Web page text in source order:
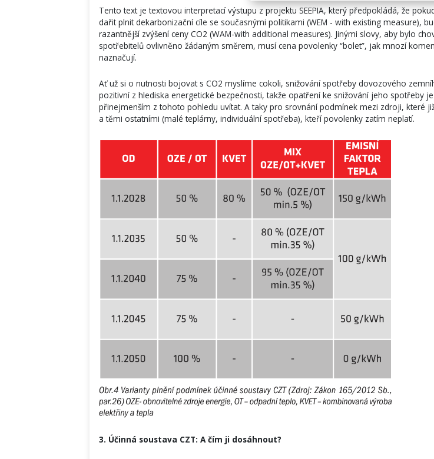
Tento text je textovou interpretací výstupu z projektu SEEPIA, který předpokládá, že
dařit plnit dekarbonizační cíle se současnými politikami (WEM - with existing measure),
razantnější zvýšení ceny CO2 (WAM-with additional measures). Jinými slovy, aby bylo
spotřebitelů ovlivněno žádaným směrem, musí cena povolenky “bolet”, jak mnozí
naznačují.
Ať už si o nutnosti bojovat s CO2 myslíme cokoli, snižování spotřeby dovozového
pozitivní z hlediska energetické bezpečnosti, takže opatření ke snižování jeho spotřeby
přinejmenším z tohoto pohledu uvítat. A taky pro srovnání podmínek mezi zdroji, které
a těmi ostatními (malé teplárny, individuální spotřeba), kteří povolenky zatím neplatí.
3. Účinná soustava CZT: A čím ji dosáhnout?